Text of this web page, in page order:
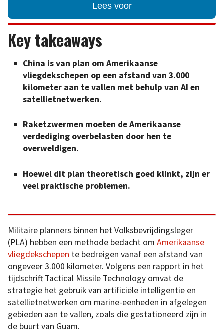
Lees voor
Key takeaways
China is van plan om Amerikaanse
vliegdekschepen op een afstand van 3.000
kilometer aan te vallen met behulp van AI en
satellietnetwerken.
Raketzwermen moeten de Amerikaanse
verdediging overbelasten door hen te
overweldigen.
Hoewel dit plan theoretisch goed klinkt, zijn er
veel praktische problemen.
Militaire planners binnen het Volksbevrijdingsleger
(PLA) hebben een methode bedacht om Amerikaanse
vliegdekschepen te bedreigen vanaf een afstand van
ongeveer 3.000 kilometer. Volgens een rapport in het
tijdschrift Tactical Missile Technology omvat de
strategie het gebruik van artificiële intelligentie en
satellietnetwerken om marine-eenheden in afgelegen
gebieden aan te vallen, zoals die gestationeerd zijn in
de buurt van Guam.